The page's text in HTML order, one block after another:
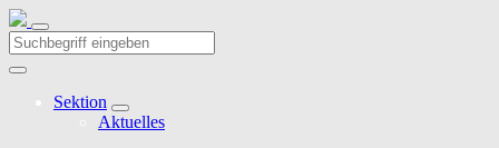
Sektion
Aktuelles